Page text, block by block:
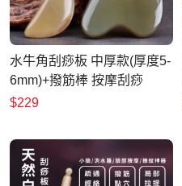
水牛角刮痧板 中厚款(厚度5-
6mm)+撥筋棒 按摩刮痧
$229